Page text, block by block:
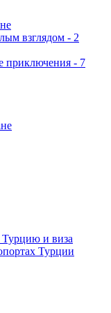
взглядом - 2
приключения - 7
Турцию и виза
Турции